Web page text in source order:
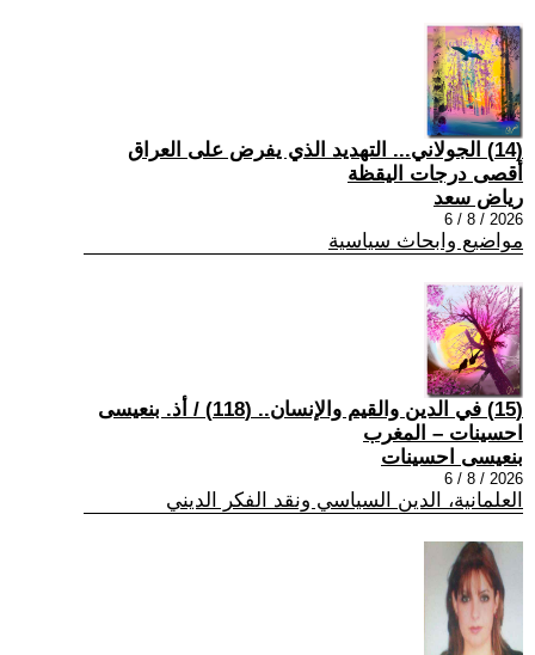
(14) الجولاني... التهديد الذي يفرض على العراق
أقصى درجات اليقظة
رياض سعد
2026 / 8 / 6
مواضيع وابحاث سياسية
(15) في الدين والقيم والإنسان.. (118) / أذ. بنعيسى
احسينات – المغرب
بنعيسى احسينات
2026 / 8 / 6
العلمانية، الدين السياسي ونقد الفكر الديني